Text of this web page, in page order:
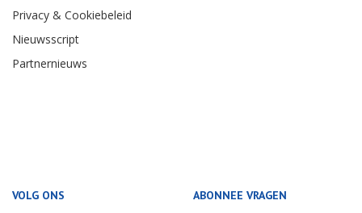
Privacy & Cookiebeleid
Nieuwsscript
Partnernieuws
VOLG ONS ABONNEE VRAGEN